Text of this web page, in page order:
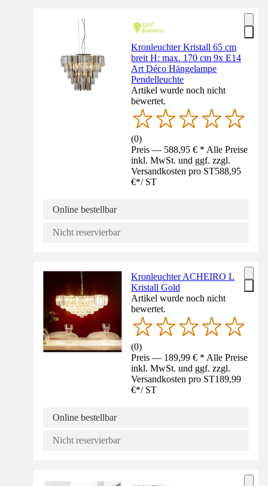
Kronleuchter Kristall 65 cm
breit H: max. 170 cm 9x E14
Art Déco Hängelampe
Pendelleuchte
Artikel wurde noch nicht
bewertet.
(0)
Preis — 588,95 € * Alle Preise
inkl. MwSt. und ggf. zzgl.
Versandkosten pro ST588,95
€*/ ST
Online bestellbar
Nicht reservierbar
Kronleuchter ACHEIRO L
Kristall Gold
Artikel wurde noch nicht
bewertet.
(0)
Preis — 189,99 € * Alle Preise
inkl. MwSt. und ggf. zzgl.
Versandkosten pro ST189,99
€*/ ST
Online bestellbar
Nicht reservierbar